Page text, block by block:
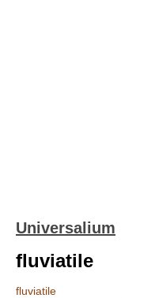
Universalium
fluviatile
fluviatile